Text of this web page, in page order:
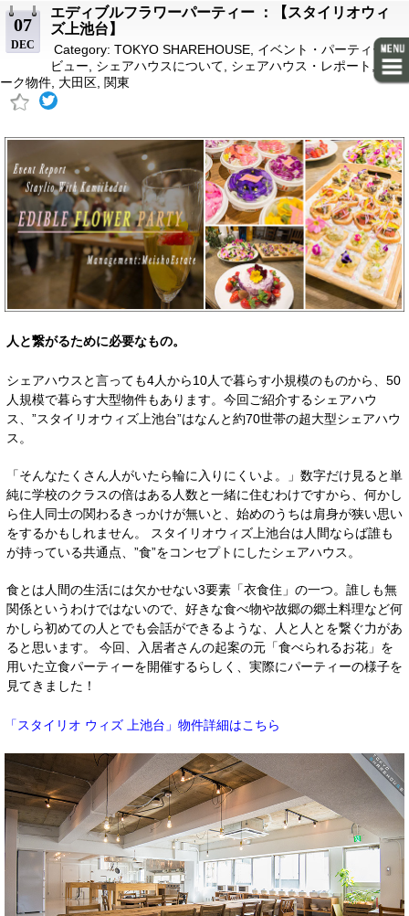
07
DEC
エディブルフラワーパーティー ：【スタイリオウィ
ズ上池台】
Category: TOKYO SHAREHOUSE イベント・パーティーレ
ビュー
シェアハウスについて シェアハウス・レポート
ユニ
ーク物件 大田区 関東
人と繋がるために必要なもの。
シェアハウスと言っても4人から10人で暮らす小規模のものから、50
人規模で暮らす大型物件もあります。今回ご紹介するシェアハウ
ス、”スタイリオウィズ上池台”はなんと約70世帯の超大型シェアハウ
ス。
「そんなたくさん人がいたら輪に入りにくいよ。」数字だけ見ると単
純に学校のクラスの倍はある人数と一緒に住むわけですから、何かし
ら住人同士の関わるきっかけが無いと、始めのうちは肩身が狭い思い
をするかもしれません。
スタイリオウィズ上池台は人間ならば誰も
が持っている共通点、”食”をコンセプトにしたシェアハウス。
食とは人間の生活には欠かせない3要素「衣食住」の一つ。誰しも無
関係というわけではないので、好きな食べ物や故郷の郷土料理など何
かしら初めての人とでも会話ができるような、人と人とを繋ぐ力があ
ると思います。
今回、入居者さんの起案の元「食べられるお花」を
用いた立食パーティーを開催するらしく、実際にパーティーの様子を
見てきました！
「スタイリオ ウィズ 上池台」 物件詳細はこちら